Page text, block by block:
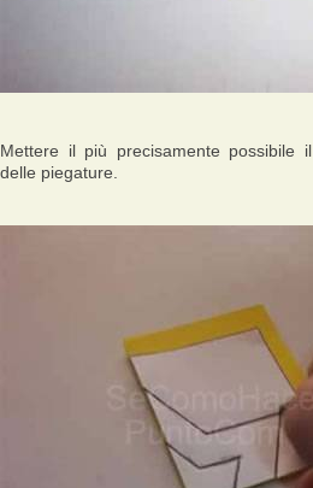
Mettere il più precisamente possibile il
delle piegature.